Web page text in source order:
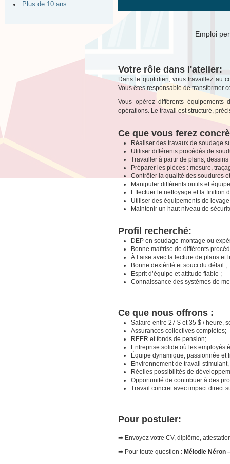
Plus de 10 ans
Emploi
Votre rôle dans l'atelier:
Dans le quotidien, vous travaillez au
Vous êtes responsable de transformer
Vous opérez différents
opérations. Le travail est structuré,
Ce que vous ferez
Réaliser des travaux de soudage
Utiliser différents procédés de
Travailler à partir de plans,
Préparer les pièces : mesure,
Contrôler la qualité des soudures
Manipuler différents outils et
Effectuer le nettoyage et la finition
Utiliser des équipements de
Maintenir un haut niveau de
Profil recherché:
DEP en soudage-montage ou
Bonne maîtrise de différents
À l’aise avec la lecture de plans et
Bonne dextérité et souci du détail ;
Esprit d’équipe et attitude fiable ;
Connaissance des systèmes de
Ce que nous offrons :
Salaire entre 27 $ et 35 $ / heure,
Assurances collectives complètes;
REER et fonds de pension;
Entreprise solide où les employés
Équipe dynamique, passionnée et
Environnement de travail
Réelles possibilités de
Opportunité de contribuer à des
Travail concret avec impact direct
Pour postuler:
➡ Envoyez votre CV, diplôme,
➡ Pour toute question : Mélodie Néron